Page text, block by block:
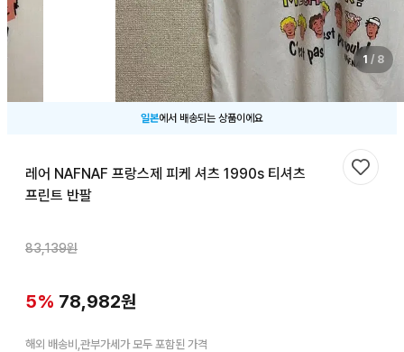
1 / 8
일본에서 배송되는 상품이에요
레어 NAFNAF 프랑스제 피케 셔츠 1990s 티셔츠
프린트 반팔
83,139원
5% 78,982원
해외 배송비,관부가세가 모두 포함된 가격
찜하기